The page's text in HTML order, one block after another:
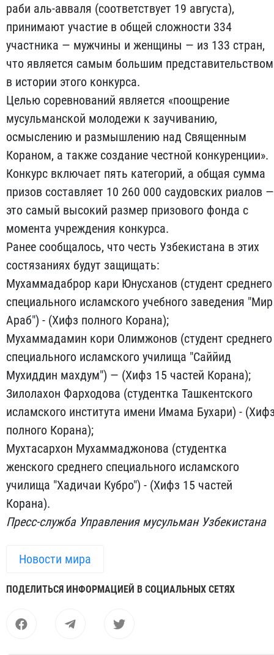
раби аль-авваля (соответствует 19 августа),
принимают участие в общей сложности 334
участника — мужчины и женщины — из 133 стран,
что является самым большим представительством
в истории этого конкурса.
Целью соревнований является «поощрение
мусульманской молодежи к заучиванию,
осмыслению и размышлению над Священным
Кораном, а также создание честной конкуренции».
Конкурс включает пять категорий, а общая сумма
призов составляет 10 260 000 саудовских риалов —
это самый высокий размер призового фонда с
момента учреждения конкурса.
Ранее сообщалось, что честь Узбекистана в этих
состязаниях будут защищать:
Мухаммадаброр кари Юнусханов (студент среднего
специального исламского учебного заведения "Мир
Араб") - (Хифз полного Корана);
Мухаммадамин кори Олимжонов (студент среднего
специального исламского училища "Саййид
Мухиддин махдум") — (Хифз 15 частей Корана);
Зилолахон Фарходова (студентка Ташкентского
исламского института имени Имама Бухари) -
полного Корана);
Мухтасархон Мухаммаджонова (студентка
женского среднего специального исламского
училища "Хадичаи Кубро") - (Хифз 15 частей
Корана).
Пресс-служба Управления мусульман Узбекистана
Новости мира
ПОДЕЛИТЬСЯ ИНФОРМАЦИЕЙ В СОЦИАЛЬНЫХ СЕТЯХ